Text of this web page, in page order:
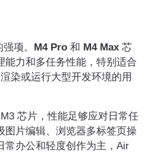
强项。 M4 Pro 和 M4 Max 芯
能力和多任务性能，特别适合
染或运行大型开发环境的用
芯片，性能足够应对日常任
图片编辑、浏览器多标签页操
常办公和轻度创作为主，Air